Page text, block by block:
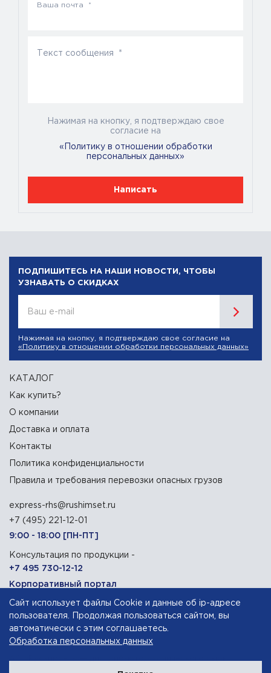
эфир 1,2-бензолдикарбоновой кислоты, ди-(2-
Диоктилфталат (ДОФ) представляет собой
подходит для производства товаров,
контактирующих с кожей человека. Является
ПВХ и имеет хорошую совместимость с нитратом
Ваша почта *
Текст сообщения *
Нажимая на кнопку, я подтверждаю свое
согласие на
«Политику в отношении обработки
персональных данных»
Написать
ПОДПИШИТЕСЬ НА НАШИ НОВОСТИ, ЧТОБЫ
УЗНАВАТЬ О СКИДКАХ
Ваш e-mail
Нажимая на кнопку, я подтверждаю свое согласие на
«Политику в отношении обработки персональных данных»
КАТАЛОГ
Как купить?
О компании
Доставка и оплата
Контакты
Политика конфиденциальности
Правила и требования перевозки опасных грузов
express-rhs@rushimset.ru
+7 (495) 221-12-01
9:00 - 18:00 [ПН-ПТ]
Консультация по продукции -
+7 495 730-12-12
Корпоративный портал
129090, г. Москва, Олимпийский проспект, 14
Сайт использует файлы Cookie и данные об ip-адресе
пользователя. Продолжая пользоваться сайтом, вы
автоматически с этим соглашаетесь.
Обработка персональных данных